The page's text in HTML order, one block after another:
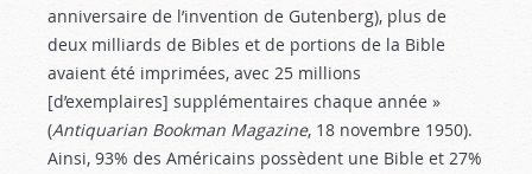
anniversaire de l’invention de Gutenberg), plus de
deux milliards de Bibles et de portions de la Bible
avaient été imprimées, avec 25 millions
[d’exemplaires] supplémentaires chaque année »
(Antiquarian Bookman Magazine, 18 novembre 1950).
Ainsi, 93% des Américains possèdent une Bible et 27%